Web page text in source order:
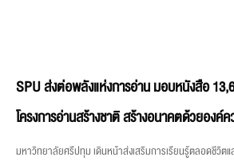
SPU ส่งต่อพลังแห่งการอ่าน มอบหนังสือ
โครงการอ่านสร้างชาติ สร้างอนาคตด้วยองค์ค
มหาวิทยาลัยศรีปทุม เดินหน้าส่งเสริมการเรียนรู้ตลอดชีวิต